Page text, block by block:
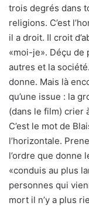
trois degrés dans
religions. C’est
il a droit. Il croit
«moi-je». Déçu de
autres et la
donne. Mais là
qu’une issue : la
(dans le film) crier
C’est le mot de
l’horizontale.
l’ordre que donne
«conduis au plus
personnes qui
mort il n’y a plus